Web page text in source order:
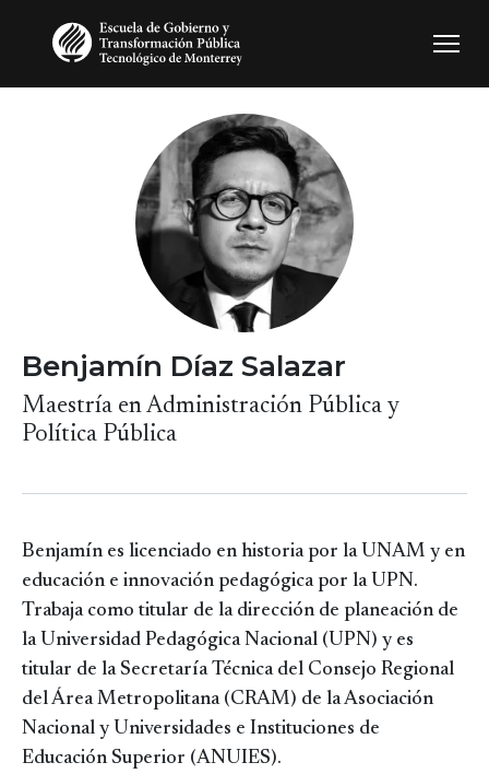
Benjamín Díaz Salazar
Maestría en Administración Pública y
Política Pública
Benjamín es licenciado en historia por la UNAM y en
educación e innovación pedagógica por la UPN.
Trabaja como titular de la dirección de planeación de
la Universidad Pedagógica Nacional (UPN) y es
titular de la Secretaría Técnica del Consejo Regional
del Área Metropolitana (CRAM) de la Asociación
Nacional y Universidades e Instituciones de
Educación Superior (ANUIES).